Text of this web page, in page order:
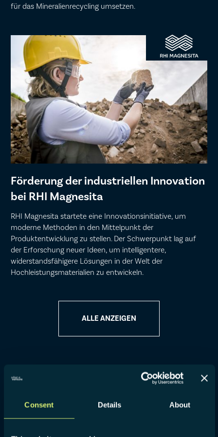
Consent Details About
für das Mineralienrecycling umsetzen.
Förderung der industriellen Innovation
bei RHI Magnesita
RHI Magnesita startete eine Innovationsinitiative, um
moderne Methoden in den Mittelpunkt der
Produktentwicklung zu stellen. Der Schwerpunkt lag auf
der Erforschung neuer Ideen, um intelligentere,
widerstandsfähigere Lösungen in der Welt der
Hochleistungsmaterialien zu entwickeln.
ALLE ANZEIGEN